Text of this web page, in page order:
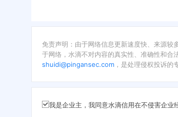
免责声明：由于网络信息更新速度快、来源较
于网络，水滴不对内容的真实性、准确性和合
shuidi@pingansec.com ，是处理侵权投诉
我是企业主，我同意水滴信用在不侵害企业